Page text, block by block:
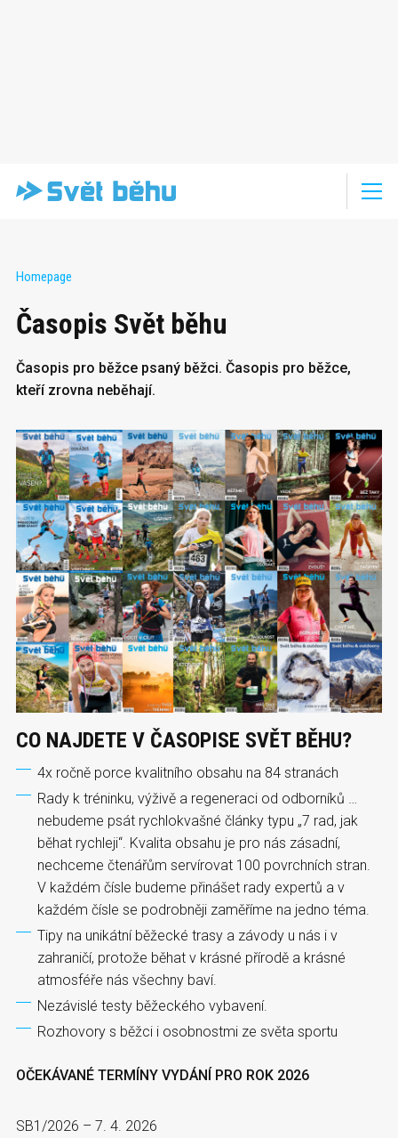
Homepage
Časopis Svět běhu
Časopis pro běžce psaný běžci. Časopis pro běžce,
kteří zrovna neběhají.
CO NAJDETE V ČASOPISE SVĚT BĚHU?
4x ročně porce kvalitního obsahu na 84 stranách
Rady k tréninku, výživě a regeneraci od odborníků …
nebudeme psát rychlokvašné články typu „7 rad, jak
běhat rychleji“. Kvalita obsahu je pro nás zásadní,
nechceme čtenářům servírovat 100 povrchních stran.
V každém čísle budeme přinášet rady expertů a v
každém čísle se podrobněji zaměříme na jedno téma.
Tipy na unikátní běžecké trasy a závody u nás i v
zahraničí, protože běhat v krásné přírodě a krásné
atmosféře nás všechny baví.
Nezávislé testy běžeckého vybavení.
Rozhovory s běžci i osobnostmi ze světa sportu
OČEKÁVANÉ TERMÍNY VYDÁNÍ PRO ROK 2026
SB1/2026 – 7. 4. 2026